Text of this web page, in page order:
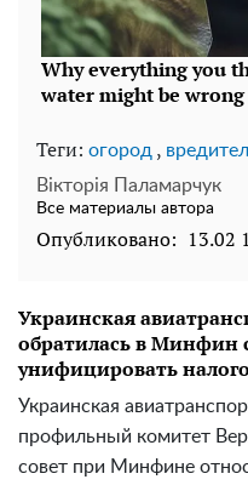
Теги: огород ,
Вікторія Паламарчук
Все материалы автора
Опубликовано: 13.02
Украинская
обратилась в Минфин
унифицировать
Украинская
профильный комитет
совет при Минфине